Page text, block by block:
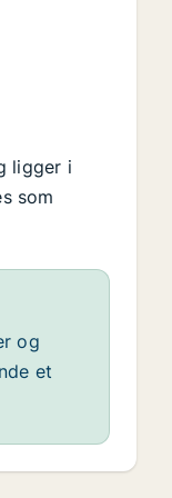
ligger i
som
og
et